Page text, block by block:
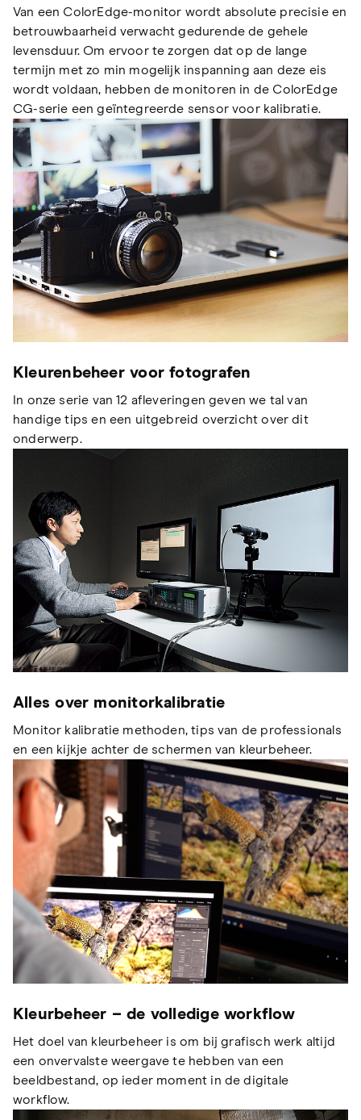
Van een ColorEdge-monitor wordt absolute precisie en
betrouwbaarheid verwacht gedurende de gehele
levensduur. Om ervoor te zorgen dat op de lange
termijn met zo min mogelijk inspanning aan deze eis
wordt voldaan, hebben de monitoren in de ColorEdge
CG-serie een geïntegreerde sensor voor kalibratie.
Kleurenbeheer voor fotografen
In onze serie van 12 afleveringen geven we tal van
handige tips en een uitgebreid overzicht over dit
onderwerp.
Alles over monitorkalibratie
Monitor kalibratie methoden, tips van de professionals
en een kijkje achter de schermen van kleurbeheer.
Kleurbeheer – de volledige workflow
Het doel van kleurbeheer is om bij grafisch werk altijd
een onvervalste weergave te hebben van een
beeldbestand, op ieder moment in de digitale
workflow.